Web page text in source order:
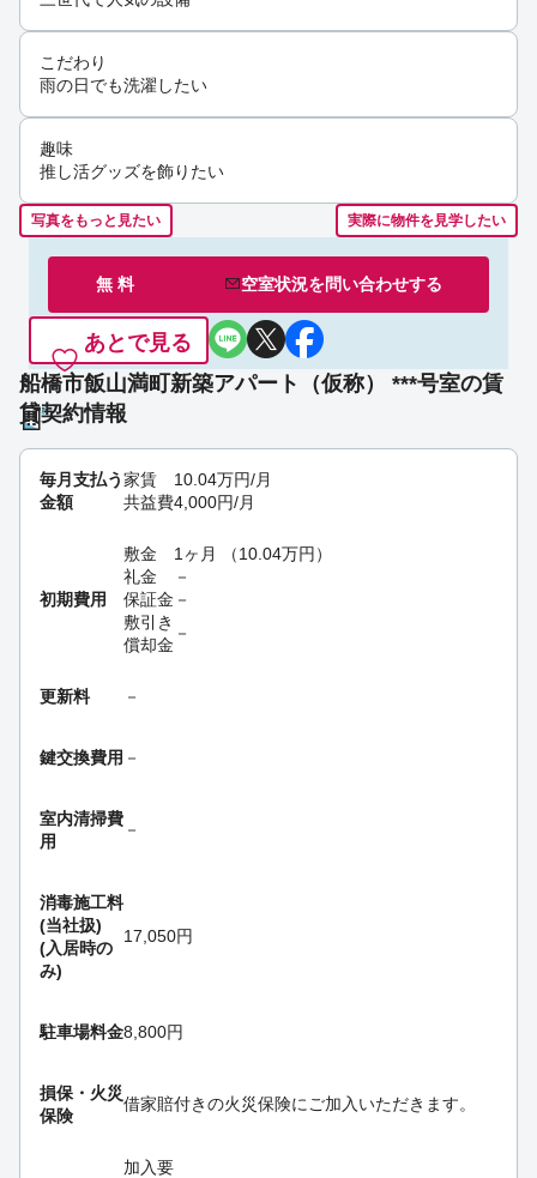
こだわり
雨の日でも洗濯したい
趣味
推し活グッズを飾りたい
写真をもっと見たい 実際に物件を見学したい
無 料 空室状況を問い合わせする
あとで見る
船橋市飯山満町新築アパート（仮称） ***号室の賃
貸契約情報
毎月支払う
金額
家賃 10.04万円/月
共益費4,000円/月
初期費用
敷金 1ヶ月 （10.04万円 ）
礼金
－
保証金 －
敷引き
償却金
－
更新料 －
鍵交換費用 －
室内清掃費
用
－
消毒施工料
(当社扱)
(入居時の
み)
17,050円
駐車場料金8,800円
損保・ 火災
保険
借家賠付きの火災保険にご加入いただきます。
加入要